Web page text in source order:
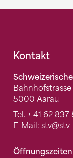
Kontakt
5000 Aarau
Tel. + 41 62
E-Mail: stv